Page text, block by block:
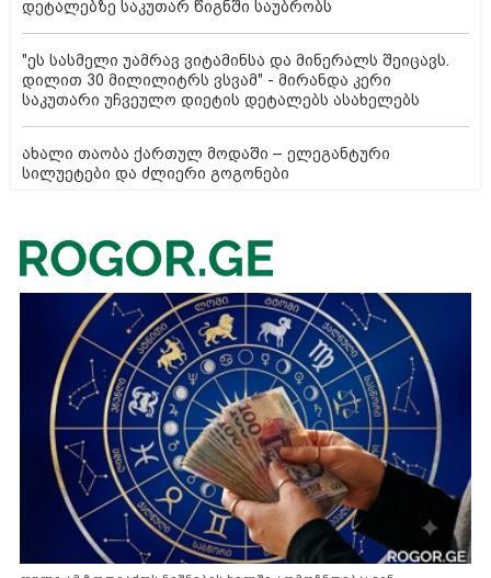
დეტალებზე საკუთარ წიგნში საუბრობს
"ეს სასმელი უამრავ ვიტამინსა და მინერალს შეიცავს.
დილით 30 მილილიტრს ვსვამ" - მირანდა კერი
საკუთარი უჩვეულო დიეტის დეტალებს ასახელებს
ახალი თაობა ქართულ მოდაში – ელეგანტური
სილუეტები და ძლიერი გოგონები